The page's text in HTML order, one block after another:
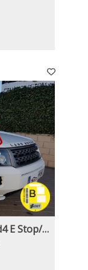
Land Rover Freelander 5p 2.2 Td4 E Stop/Start 150Cv